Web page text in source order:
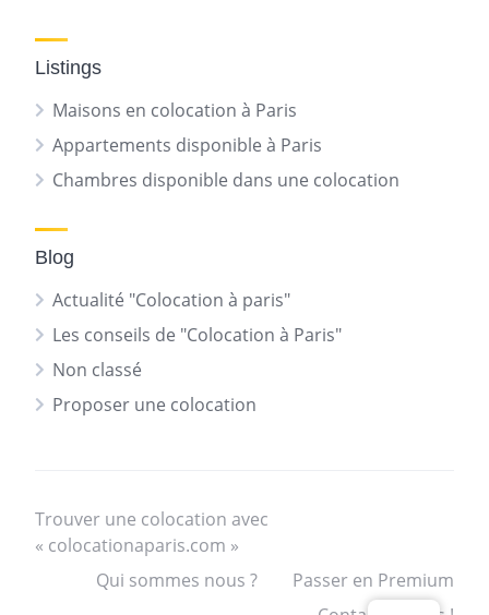
Listings
Maisons en colocation à Paris
Appartements disponible à Paris
Chambres disponible dans une colocation
Blog
Actualité "Colocation à paris"
Les conseils de "Colocation à Paris"
Non classé
Proposer une colocation
Trouver une colocation avec
« colocationaparis.com »
Qui sommes nous ?
Passer en Premium